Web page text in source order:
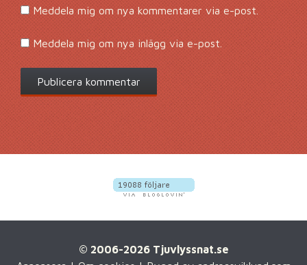
Meddela mig om nya kommentarer via e-post.
Meddela mig om nya inlägg via e-post.
© 2006-2026 Tjuvlyssnat.se